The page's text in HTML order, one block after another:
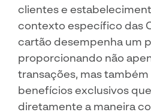
clientes e
contexto específico das
cartão desempenha um
proporcionando não
transações, mas também
benefícios exclusivos
diretamente a maneira